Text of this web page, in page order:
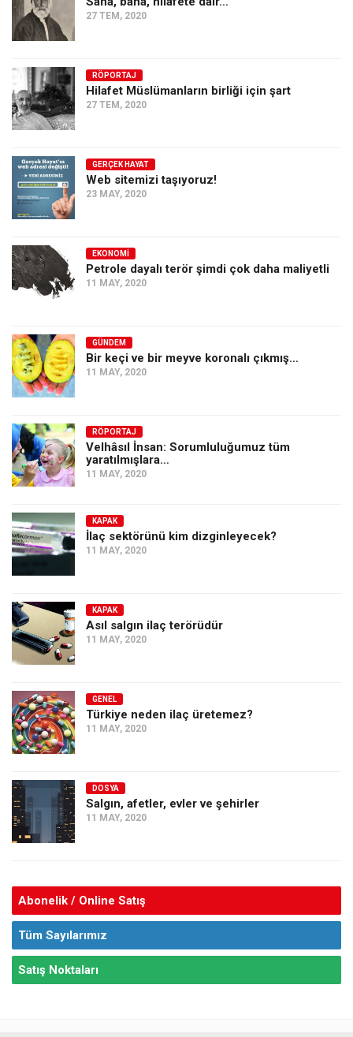
27 TEM, 2020
RÖPORTAJ
Hilafet Müslümanların birliği için şart
27 TEM, 2020
GERÇEK HAYAT
Web sitemizi taşıyoruz!
23 MAY, 2020
EKONOMI
Petrole dayalı terör şimdi çok daha maliyetli
11 MAY, 2020
GÜNDEM
Bir keçi ve bir meyve koronalı çıkmış…
11 MAY, 2020
RÖPORTAJ
Velhâsıl İnsan: Sorumluluğumuz tüm
yaratılmışlara…
11 MAY, 2020
KAPAK
İlaç sektörünü kim dizginleyecek?
11 MAY, 2020
KAPAK
Asıl salgın ilaç terörüdür
11 MAY, 2020
GENEL
Türkiye neden ilaç üretemez?
11 MAY, 2020
DOSYA
Salgın, afetler, evler ve şehirler
11 MAY, 2020
Abonelik / Online Satış
Tüm Sayılarımız
Satış Noktaları